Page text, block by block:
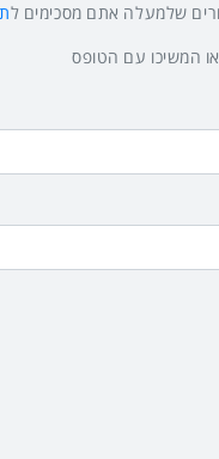
או המשיכו עם הטופס